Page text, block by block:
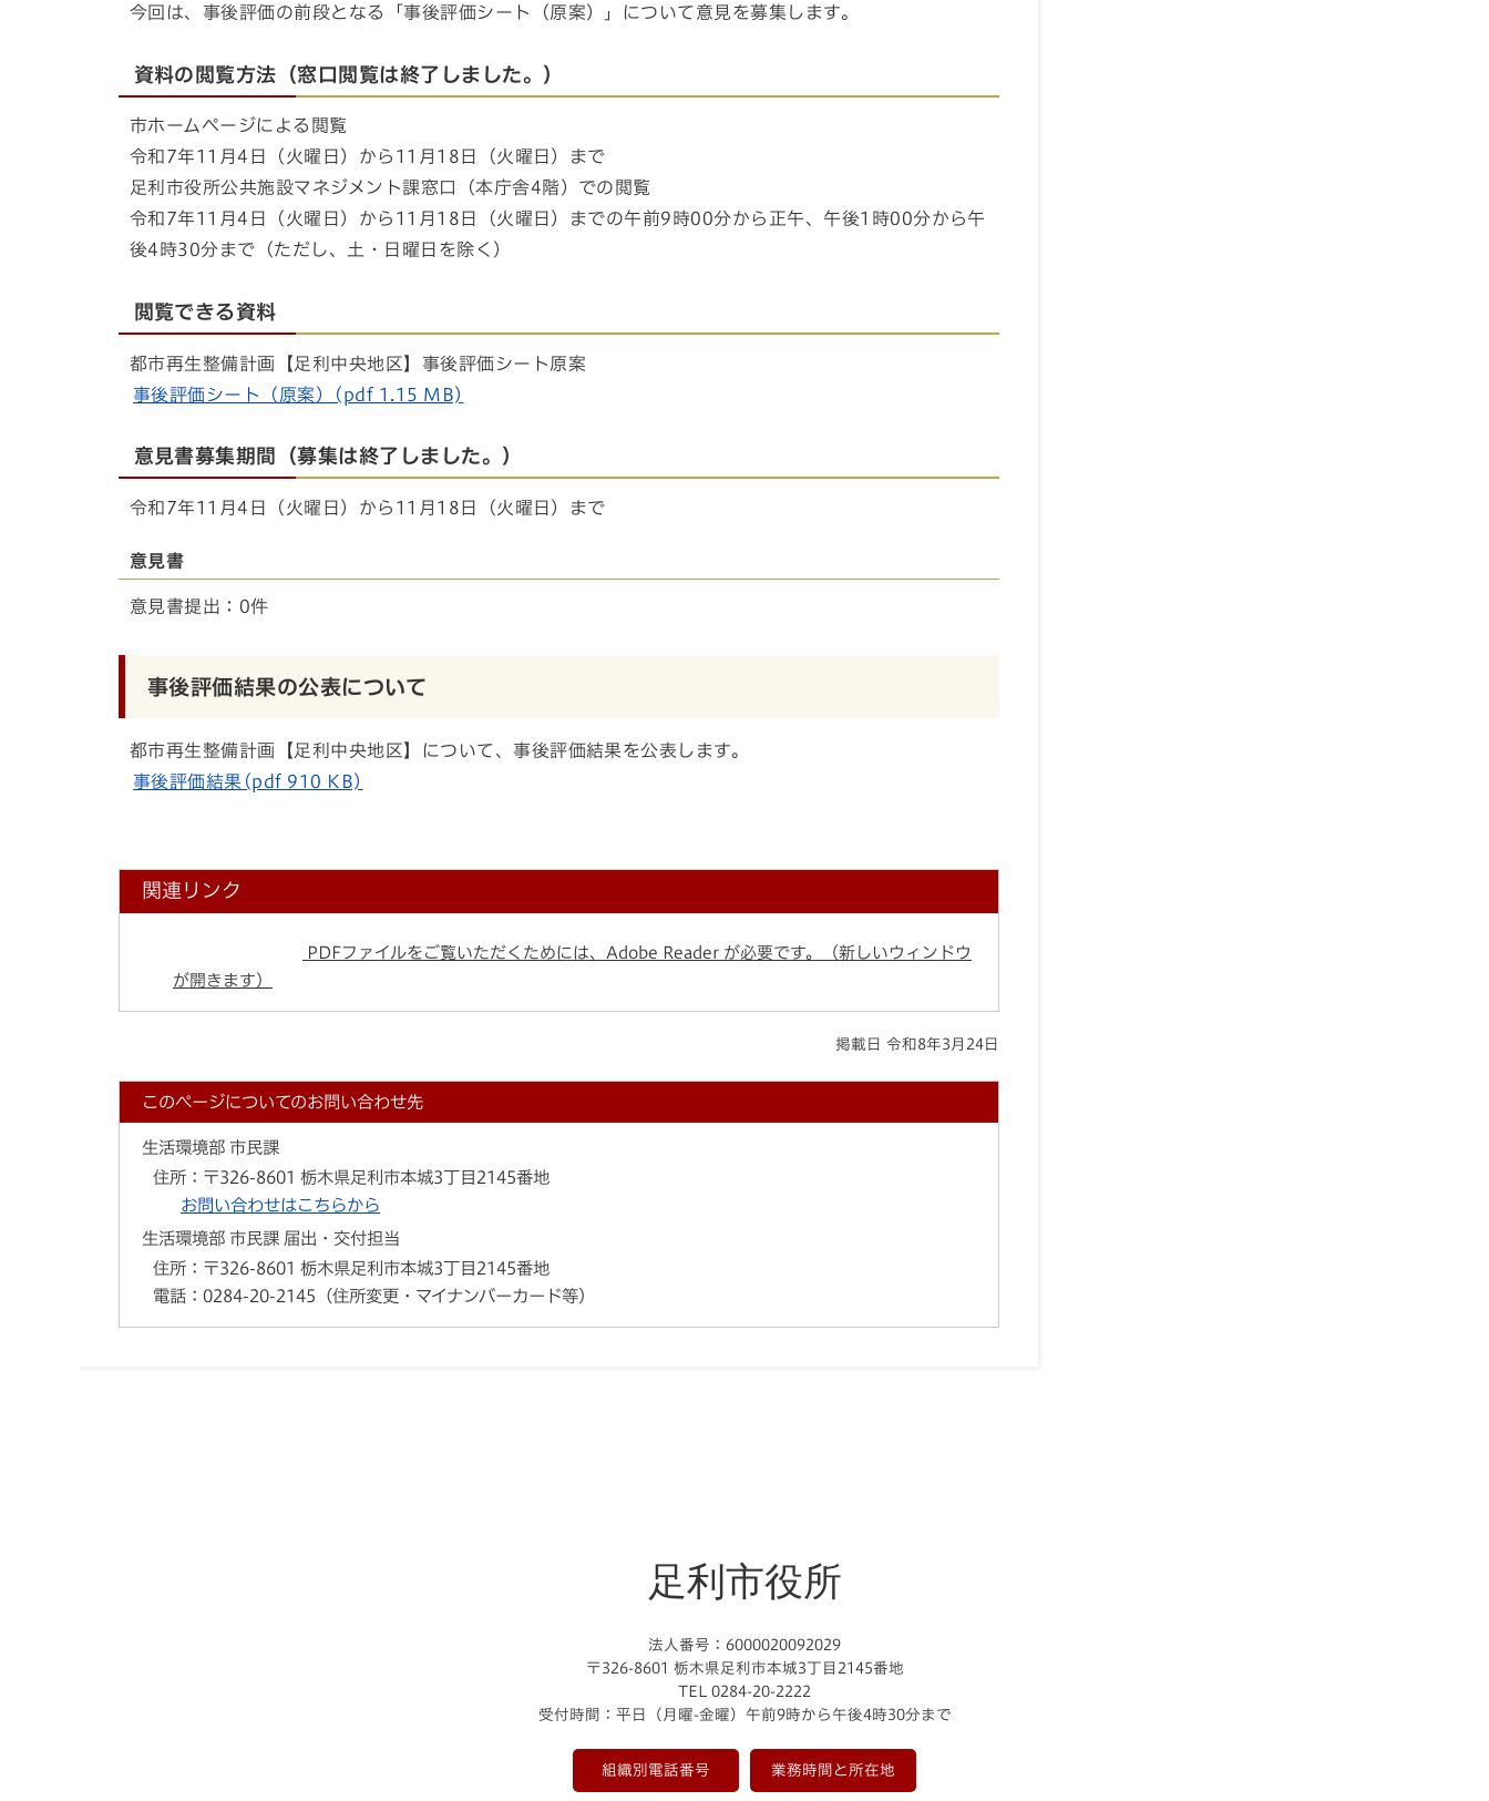
今回は、事後評価の前段となる「事後評価シート（原案）」について意見を募集します。
資料の閲覧方法（窓口閲覧は終了しました。）
市ホームページによる閲覧
令和7年11月4日（火曜日）から11月18日（火曜日）まで
足利市役所公共施設マネジメント課窓口（本庁舎4階）での閲覧
令和7年11月4日（火曜日）から11月18日（火曜日）までの午前9時00分から正午、午後1時00分から午
後4時30分まで（ただし、土・日曜日を除く）
閲覧できる資料
都市再生整備計画【足利中央地区】事後評価シート原案
事後評価シート（原案）(pdf 1.15 MB)
意見書募集期間（募集は終了しました。）
令和7年11月4日（火曜日）から11月18日（火曜日）まで
意見書
意見書提出：0件
事後評価結果の公表について
都市再生整備計画【足利中央地区】について、事後評価結果を公表します。
事後評価結果(pdf 910 KB)
関連リンク
PDFファイルをご覧いただくためには、Adobe Reader が必要です。（新しいウィンドウ
が開きます）
掲載日 令和8年3月24日
このページについてのお問い合わせ先
生活環境部 市民課
住所： 〒326-8601 栃木県足利市本城3丁目2145番地
お問い合わせはこちらから
生活環境部 市民課 届出・交付担当
住所： 〒326-8601 栃木県足利市本城3丁目2145番地
電話： 0284-20-2145（住所変更・マイナンバーカード等）
足利市役所
法人番号：6000020092029
〒326-8601 栃木県足利市本城3丁目2145番地
TEL 0284-20-2222
受付時間：平日（月曜-金曜）午前9時から午後4時30分まで
組織別電話番号 業務時間と所在地